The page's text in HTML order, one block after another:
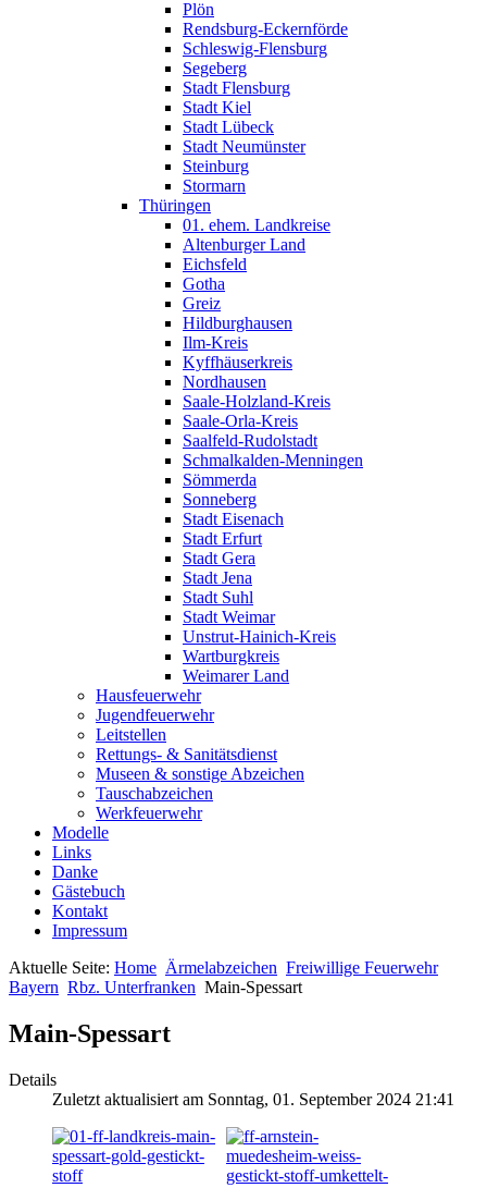
Plön
Rendsburg-Eckernförde
Schleswig-Flensburg
Segeberg
Stadt Flensburg
Stadt Kiel
Stadt Lübeck
Stadt Neumünster
Steinburg
Stormarn
Thüringen
01. ehem. Landkreise
Altenburger Land
Eichsfeld
Gotha
Greiz
Hildburghausen
Ilm-Kreis
Kyffhäuserkreis
Nordhausen
Saale-Holzland-Kreis
Saale-Orla-Kreis
Saalfeld-Rudolstadt
Schmalkalden-Menningen
Sömmerda
Sonneberg
Stadt Eisenach
Stadt Erfurt
Stadt Gera
Stadt Jena
Stadt Suhl
Stadt Weimar
Unstrut-Hainich-Kreis
Wartburgkreis
Weimarer Land
Hausfeuerwehr
Jugendfeuerwehr
Leitstellen
Rettungs- & Sanitätsdienst
Museen & sonstige Abzeichen
Tauschabzeichen
Werkfeuerwehr
Modelle
Links
Danke
Gästebuch
Kontakt
Impressum
Aktuelle Seite: Home Ärmelabzeichen Freiwillige Feuerwehr
Bayern Rbz. Unterfranken Main-Spessart
Main-Spessart
Details
Zuletzt aktualisiert am Sonntag, 01. September 2024 21:41